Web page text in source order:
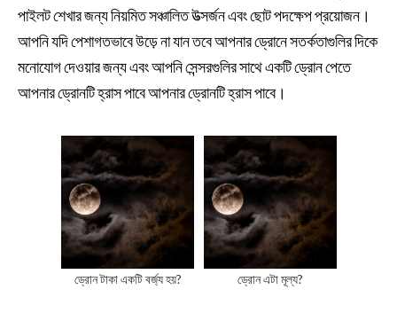
পাইলট শেখার জন্য নিয়মিত সঞ্চালিত উত্সর্জন এবং ছোট পদক্ষেপ প্রয়োজন।
আপনি যদি পেশাগতভাবে উড়ে না যান তবে আপনার ড্রোনে সতর্কতাগুলির দিকে
মনোযোগ দেওয়ার জন্য এবং আপনি সেন্সরগুলির সাথে একটি ড্রোন পেতে
আপনার ড্রোনটি হ্রাস পাবে আপনার ড্রোনটি হ্রাস পাবে।
ড্রোন টাকা একটি বর্জ্য হয়? ড্রোন এটা মূল্য?